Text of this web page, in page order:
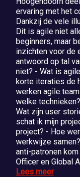
ervaring met het
Dankzij de vele
Dit is agile niet
beginners, maar
inzichten voor de
antwoord op tal
niet? - Wat is
korte iteraties de
werken agile
welke
Wat zijn user
schat ik mijn
project? - Hoe
werkwijze
anti-patronen
Officer en Global
Lees meer